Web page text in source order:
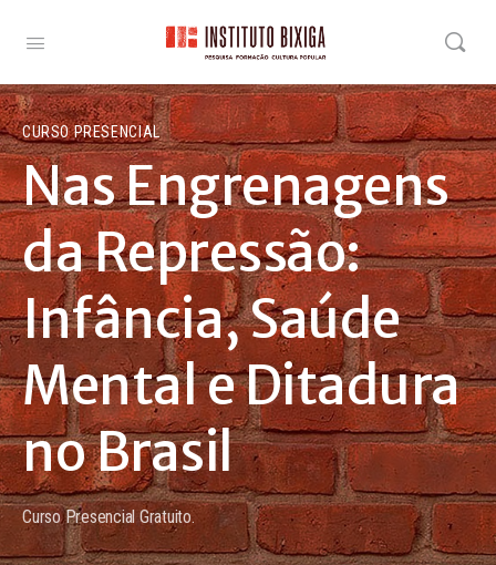
CURSO PRESENCIAL
Nas Engrenagens
da Repressão:
Infância, Saúde
Mental e Ditadura
no Brasil
Curso Presencial Gratuito.